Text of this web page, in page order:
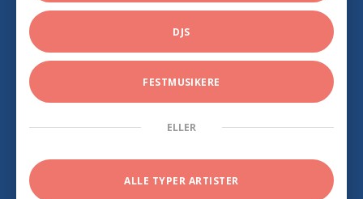
DJS
FESTMUSIKERE
ELLER
ALLE TYPER ARTISTER